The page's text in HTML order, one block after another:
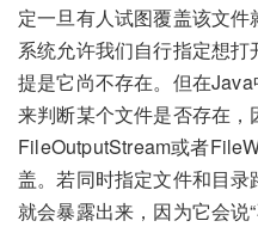
定一旦有人试图覆盖该文
系统允许我们自行指定想
提是它尚不存在。但在
来判断某个文件是否存在，
FileOutputStream或者
盖。若同时指定文件和目
就会暴露出来，因为它会说